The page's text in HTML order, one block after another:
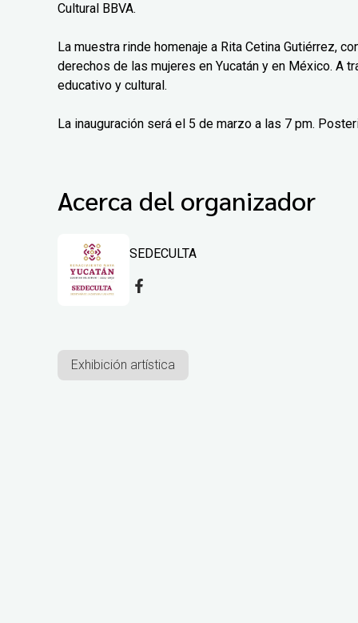
Cultural BBVA.
La muestra rinde homenaje a Rita Cetina Gutiérrez,
derechos de las mujeres en Yucatán y en México. A
educativo y cultural.
La inauguración será el 5 de marzo a las 7 pm.
Acerca del organizador
SEDECULTA
Exhibición artística